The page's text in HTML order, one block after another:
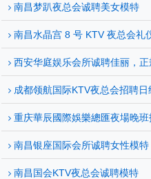
南昌梦趴夜总会诚聘美女模特
南昌水晶宫 8 号 KTV 夜总会礼
西安华庭娱乐会所诚聘佳丽，
成都领航国际KTV夜总会招聘日
重庆華辰國際娛樂總匯夜場晚班
南昌银座国际会所诚聘女性模特
南昌国会KTV夜总会诚聘模特